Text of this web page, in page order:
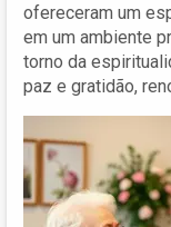
ofereceram um
em um ambiente
torno da
paz e gratidão,